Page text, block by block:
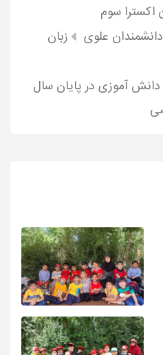
اکسترا سوم
دانشمندان علوی
زبان
دانش آموزی در پایان سال